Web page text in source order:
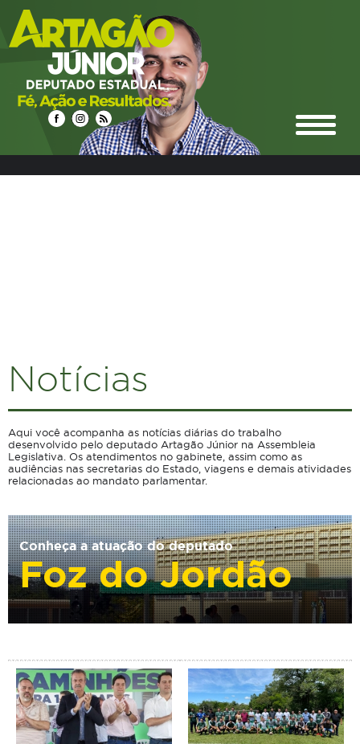
Notícias
Aqui você acompanha as notícias diárias do trabalho
desenvolvido pelo deputado Artagão Júnior na Assembleia
Legislativa. Os atendimentos no gabinete, assim como as
audiências nas secretarias do Estado, viagens e demais atividades
relacionadas ao mandato parlamentar.
Conheça a atuação do deputado
Foz do Jordão